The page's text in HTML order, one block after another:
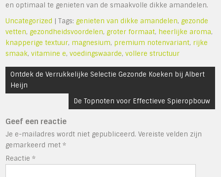
en optimaal te genieten van de smaakvolle dikke amandelen.
Uncategorized | Tags:genieten van dikke amandelen,gezonde
vetten,gezondheidsvoordelen,groter formaat, heerlijke aroma,
knapperige textuur, magnesium, premium notenvariant, rijke
smaak,vitamine e,voedingswaarde,vollere structuur
Bericht
navigatie
Ontdek de Verrukkelijke Selectie Gezonde Koeken bij Albert
Heijn
De Topnoten voor Effectieve Spieropbouw
Geef een reactie
Je e-mailadres wordt niet gepubliceerd. Vereiste velden zijn
gemarkeerd met*
Reactie*